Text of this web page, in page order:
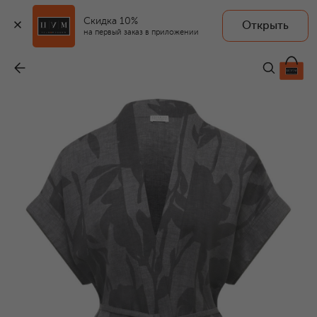
Скидка 10%
на первый заказ в приложении
Открыть
192 500 ₽